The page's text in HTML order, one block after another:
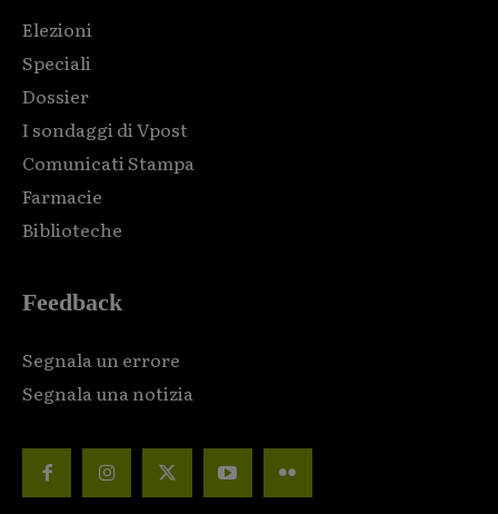
Elezioni
Speciali
Dossier
I sondaggi di Vpost
Comunicati Stampa
Farmacie
Biblioteche
Feedback
Segnala un errore
Segnala una notizia